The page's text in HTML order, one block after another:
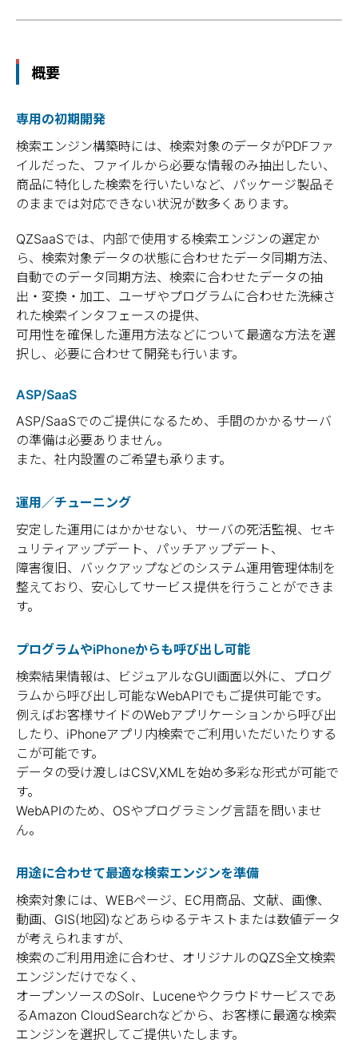
概要
専用の初期開発
検索エンジン構築時には、検索対象のデータがPDFファ
イルだった、ファイルから必要な情報のみ抽出したい、
商品に特化した検索を行いたいなど、パッケージ製品そ
のままでは対応できない状況が数多くあります。
QZSaaSでは、内部で使用する検索エンジンの選定か
ら、検索対象データの状態に合わせたデータ同期方法、
自動でのデータ同期方法、検索に合わせたデータの抽
出・変換・加工、ユーザやプログラムに合わせた洗練さ
れた検索インタフェースの提供、
可用性を確保した運用方法などについて最適な方法を選
択し、必要に合わせて開発も行います。
ASP/SaaS
ASP/SaaSでのご提供になるため、手間のかかるサーバ
の準備は必要ありません。
また、社内設置のご希望も承ります。
運用／チューニング
安定した運用にはかかせない、サーバの死活監視、セキ
ュリティアップデート、パッチアップデート、
障害復旧、バックアップなどのシステム運用管理体制を
整えており、安心してサービス提供を行うことができま
す。
プログラムやiPhoneからも呼び出し可能
検索結果情報は、ビジュアルなGUI画面以外に、プログ
ラムから呼び出し可能なWebAPIでもご提供可能です。
例えばお客様サイドのWebアプリケーションから呼び出
したり、iPhoneアプリ内検索でご利用いただいたりする
こが可能です。
データの受け渡しはCSV,XMLを始め多彩な形式が可能で
す。
WebAPIのため、OSやプログラミング言語を問いませ
ん。
用途に合わせて最適な検索エンジンを準備
検索対象には、WEBページ、EC用商品、文献、画像、
動画、GIS(地図)などあらゆるテキストまたは数値データ
が考えられますが、
検索のご利用用途に合わせ、オリジナルのQZS全文検索
エンジンだけでなく、
オープンソースのSolr、Luceneやクラウドサービスであ
るAmazon CloudSearchなどから、お客様に最適な検索
エンジンを選択してご提供いたします。